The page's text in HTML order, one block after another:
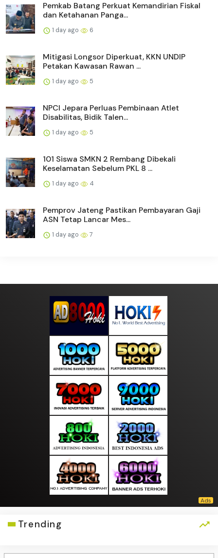
Pemkab Batang Perkuat Kemandirian Fiskal
dan Ketahanan Panga...
1 day ago 6
Mitigasi Longsor Diperkuat, KKN UNDIP
Petakan Kawasan Rawan ...
1 day ago 5
NPCI Jepara Perluas Pembinaan Atlet
Disabilitas, Bidik Talen...
1 day ago 5
101 Siswa SMKN 2 Rembang Dibekali
Keselamatan Sebelum PKL 8 ...
1 day ago 4
Pemprov Jateng Pastikan Pembayaran Gaji
ASN Tetap Lancar Mes...
1 day ago 7
Trending